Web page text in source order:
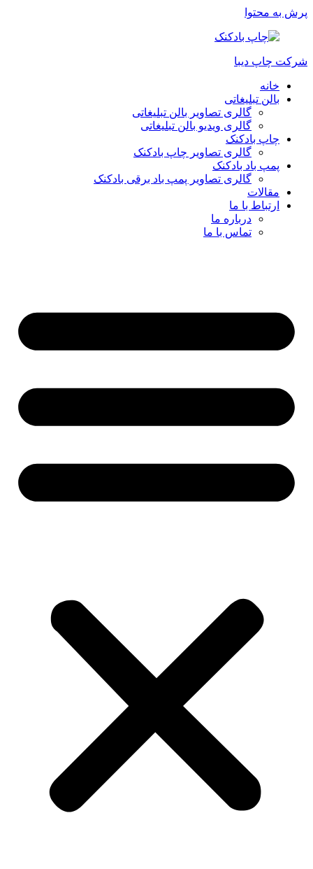
پرش به محتوا
شرکت چاپ دیبا
خانه
بالن تبلیغاتی
گالری تصاویر بالن تبلیغاتی
گالری ویدیو بالن تبلیغاتی
چاپ بادکنک
گالری تصاویر چاپ بادکنک
پمپ باد بادکنک
گالری تصاویر پمپ باد برقی بادکنک
مقالات
ارتباط با ما
درباره ما
تماس با ما